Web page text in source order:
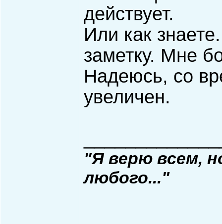
действует.
Или как
заметку. Мне
Надеюсь, со
увеличен.
"Я верю всем,
любого..."